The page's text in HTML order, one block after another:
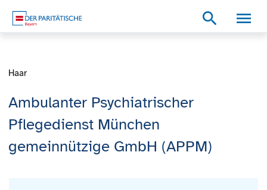
search
Ambulanter Psychiatrischer
Pflegedienst München
gemeinnützige GmbH (APPM)
Haar